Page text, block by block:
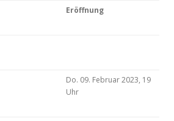
Eröffnung
Do. 09. Februar 2023, 19
Uhr